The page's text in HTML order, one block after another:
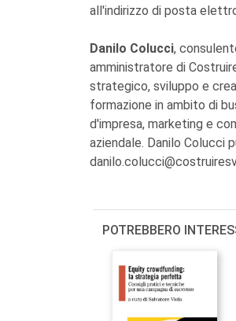
all'indirizzo di posta
Danilo Colucci,
amministratore di
strategico, sviluppo e
formazione in ambito di
d'impresa, marketing e
aziendale. Danilo
POTREBBERO